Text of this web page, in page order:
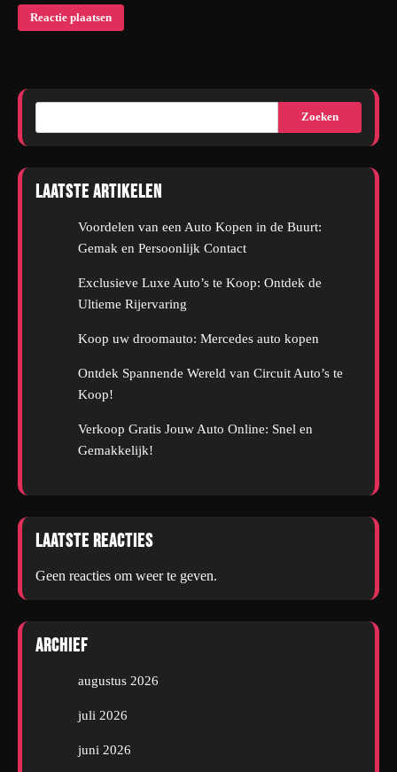
Zoeken
Laatste artikelen
Voordelen van een Auto Kopen in de Buurt:
Gemak en Persoonlijk Contact
Exclusieve Luxe Auto’s te Koop: Ontdek de
Ultieme Rijervaring
Koop uw droomauto: Mercedes auto kopen
Ontdek Spannende Wereld van Circuit Auto’s te
Koop!
Verkoop Gratis Jouw Auto Online: Snel en
Gemakkelijk!
Laatste reacties
Geen reacties om weer te geven.
Archief
augustus 2026
juli 2026
juni 2026